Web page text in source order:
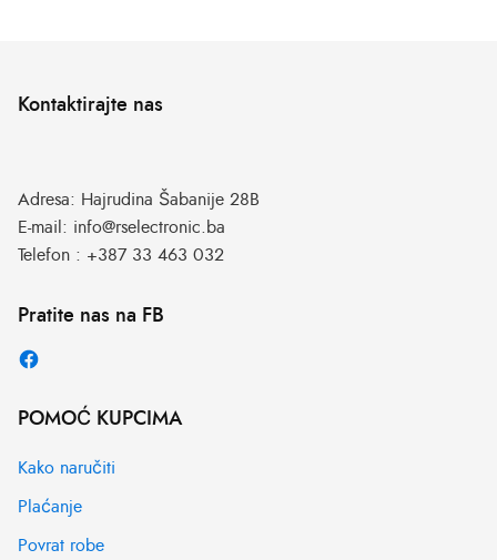
Kontaktirajte nas
Adresa: Hajrudina Šabanije 28B
E-mail: info@rselectronic.ba
Telefon : +387 33 463 032
Pratite nas na FB
POMOĆ KUPCIMA
Kako naručiti
Plaćanje
Povrat robe